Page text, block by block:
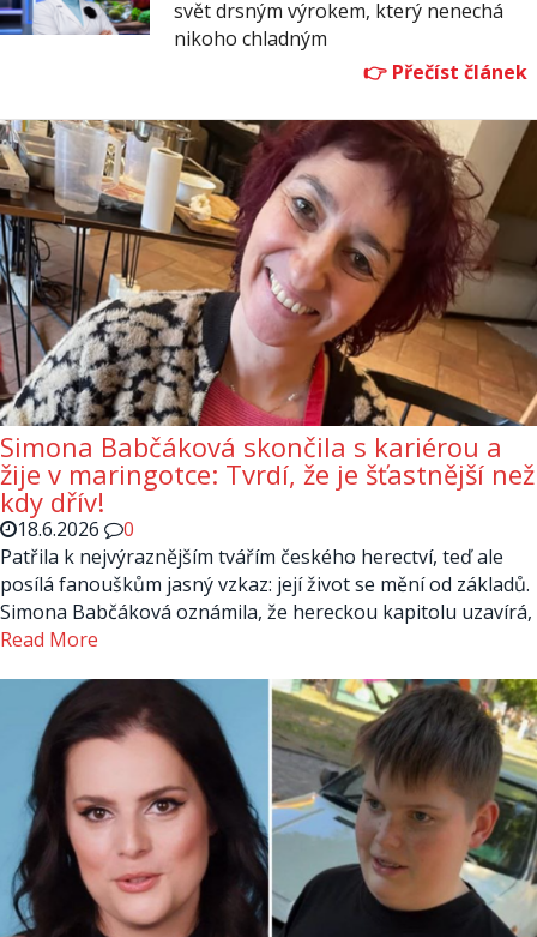
svět drsným výrokem, který nenechá
nikoho chladným
Simona Babčáková skončila s kariérou a
žije v maringotce: Tvrdí, že je šťastnější než
kdy dřív!
18.6.2026
0
Patřila k nejvýraznějším tvářím českého herectví, teď ale
posílá fanouškům jasný vzkaz: její život se mění od základů.
Simona Babčáková oznámila, že hereckou kapitolu uzavírá,
Read More